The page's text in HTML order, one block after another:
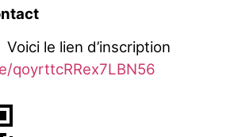
le lien d’inscription
qoyrttcRRex7LBN56